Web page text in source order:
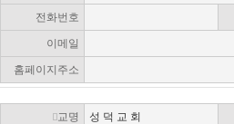
전화번호
이메일
홈페이지주소
교명 성 덕 교 회